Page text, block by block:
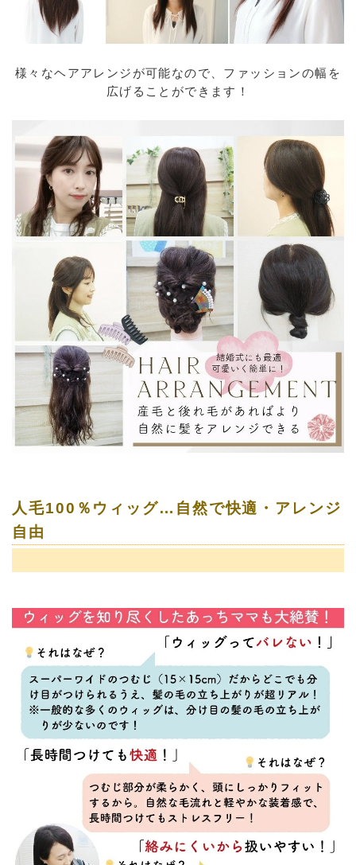
様々なヘアアレンジが可能なので、ファッションの幅を
広げることができます！
人毛100％ウィッグ…自然で快適・アレンジ
自由